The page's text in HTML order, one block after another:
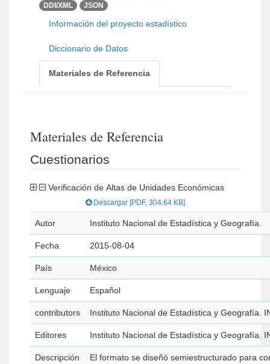
DDI/XML
JSON
Información del proyecto estadístico
Diccionario de Datos
Materiales de Referencia
Materiales de Referencia
Cuestionarios
Verificación de Altas de Unidades Económicas
Descargar [PDF, 304.64 KB]
Autor Instituto Nacional de Estadística y Geografía.
Fecha 2015-08-04
País México
Lenguaje Español
contributors Instituto Nacional de Estadística y Geografía.
Editores Instituto Nacional de Estadística y Geografía.
Descripción
El formato se diseñó semiestructurado para